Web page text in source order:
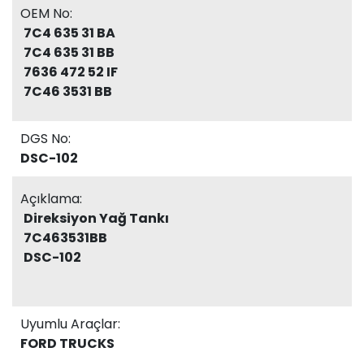
OEM No:
7C4 635 31 BA
7C4 635 31 BB
7636 472 52 IF
7C46 3531 BB
DGS No:
DSC-102
Açıklama:
Direksiyon Yağ Tankı
7C463531BB
DSC-102
Uyumlu Araçlar:
FORD TRUCKS